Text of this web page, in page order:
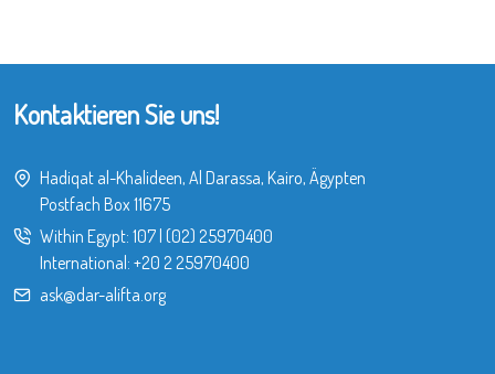
Kontaktieren Sie uns!
Hadiqat al-Khalideen, Al Darassa, Kairo, Ägypten
Postfach Box 11675
Within Egypt: 107| (02) 25970400
International: +20 2 25970400
ask@dar-alifta.org